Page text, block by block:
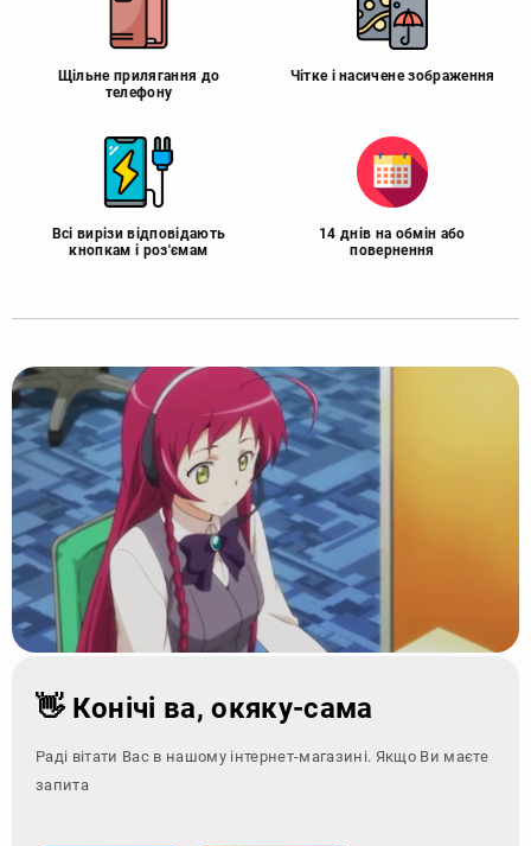
Щільне прилягання до
телефону
Чітке і насичене зображення
Всі вирізи відповідають
кнопкам і роз'ємам
14 днів на обмін або
повернення
👋 Конічі ва, окяку-сама
Раді вітати Вас в нашому інтернет-магазині. Якщо Ви маєте
запитання - зверні